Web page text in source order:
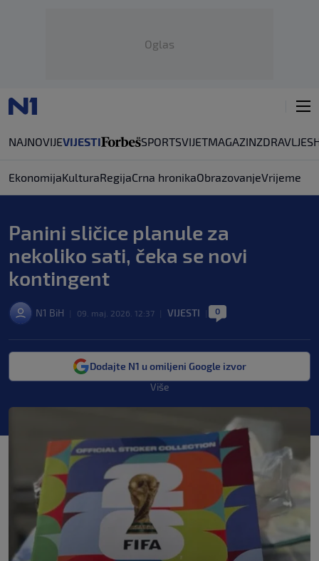
Oglas
NAJNOVIJEVIJESTI SPORTSVIJETMAGAZINZDRAVLJE
EkonomijaKulturaRegijaCrna hronikaObrazovanjeVrijeme
Panini sličice planule za
nekoliko sati, čeka se novi
kontingent
N1 BiH 09. maj. 2026. 12:37 VIJESTI 0
Dodajte N1 u omiljeni Google izvor
Više